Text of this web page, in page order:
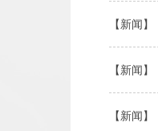
【新闻】
【新闻】
【新闻】